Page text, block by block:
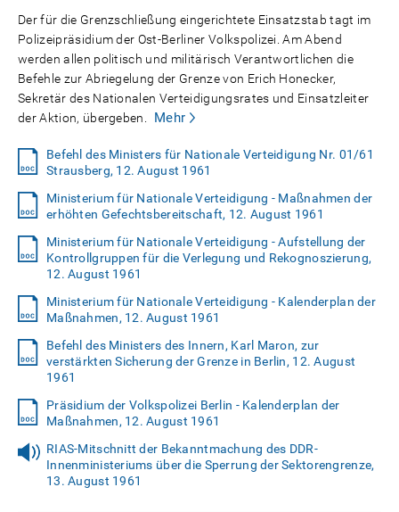
Der für die Grenzschließung eingerichtete Einsatzstab tagt im
Polizeipräsidium der Ost-Berliner Volkspolizei. Am Abend
werden allen politisch und militärisch Verantwortlichen die
Befehle zur Abriegelung der Grenze von Erich Honecker,
Sekretär des Nationalen Verteidigungsrates und Einsatzleiter
der Aktion, übergeben.
Mehr
Befehl des Ministers für Nationale Verteidigung Nr. 01/61
Strausberg, 12. August 1961
Ministerium für Nationale Verteidigung - Maßnahmen der
erhöhten Gefechtsbereitschaft, 12. August 1961
Ministerium für Nationale Verteidigung - Aufstellung der
Kontrollgruppen für die Verlegung und Rekognoszierung,
12. August 1961
Ministerium für Nationale Verteidigung - Kalenderplan der
Maßnahmen, 12. August 1961
Befehl des Ministers des Innern, Karl Maron, zur
verstärkten Sicherung der Grenze in Berlin, 12. August
1961
Präsidium der Volkspolizei Berlin - Kalenderplan der
Maßnahmen, 12. August 1961
RIAS-Mitschnitt der Bekanntmachung des DDR-
Innenministeriums über die Sperrung der Sektorengrenze,
13. August 1961